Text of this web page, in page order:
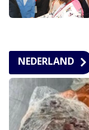
NEDERLAND